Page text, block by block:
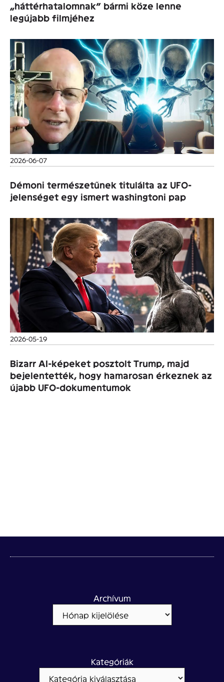
„háttérhatalomnak” bármi köze lenne
legújabb filmjéhez
2026-06-07
Démoni természetűnek titulálta az UFO-
jelenséget egy ismert washingtoni pap
2026-05-19
Bizarr AI-képeket posztolt Trump, majd
bejelentették, hogy hamarosan érkeznek az
újabb UFO-dokumentumok
Archívum
Kategóriák